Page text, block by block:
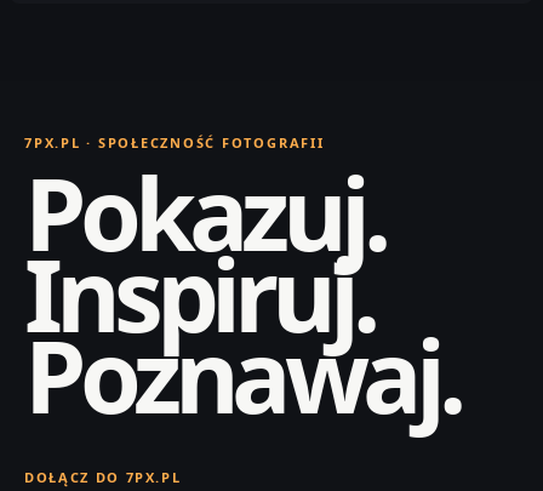
7PX.PL · SPOŁECZNOŚĆ FOTOGRAFII
Pokazuj.
Inspiruj.
Poznawaj.
DOŁĄCZ DO 7PX.PL